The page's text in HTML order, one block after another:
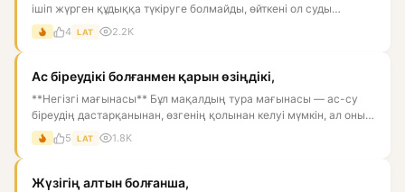
ішіп жүрген құдыққа түкіруге болмайды, өйткені ол суды
ластай...
4 LAT 2.2K
Ас біреудікі болғанмен қарын өзіңдікі,
**Негізгі мағынасы** Бұл мақалдың тура мағынасы — ас-су
біреудің дастарқанынан, өзгенің қолынан келуі мүмкін, ал оны
қор...
5 LAT 1.8K
Жүзігің алтын болғанша,